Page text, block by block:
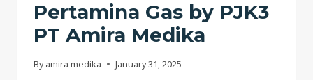
Pertamina Gas by PJK3
PT Amira Medika
By amira medika January 31, 2025